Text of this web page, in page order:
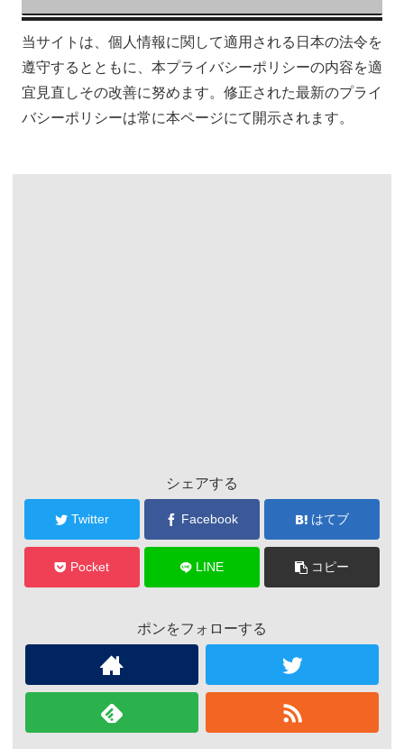
当サイトは、個人情報に関して適用される日本の法令を
遵守するとともに、本プライバシーポリシーの内容を適
宜見直しその改善に努めます。修正された最新のプライ
バシーポリシーは常に本ページにて開示されます。
シェアする
Twitter Facebook はてブ
Pocket LINE コピー
ポンをフォローする